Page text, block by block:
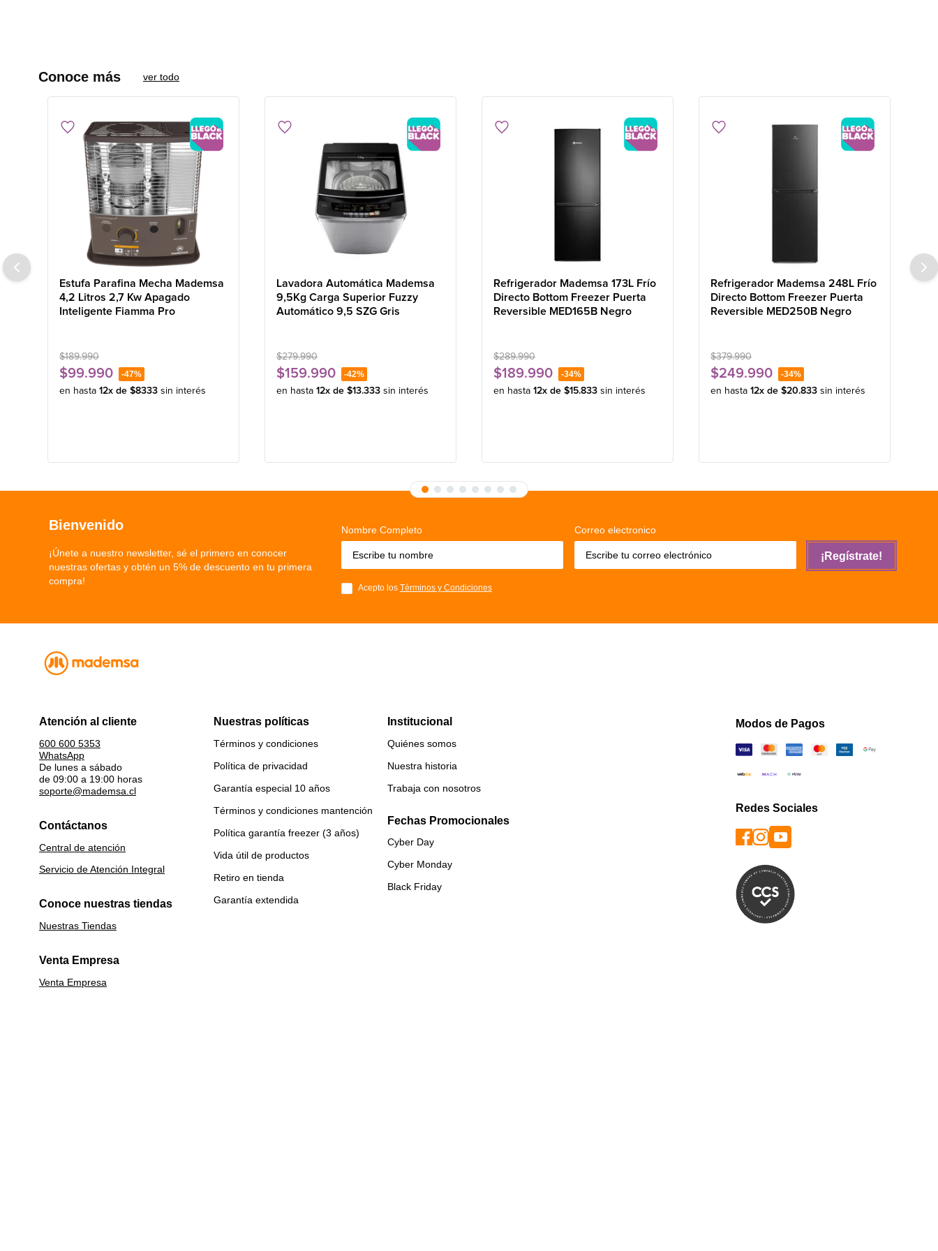
Conoce más ver todo
Estufa Parafina Mecha Mademsa
4,2 Litros 2,7 Kw Apagado
Inteligente Fiamma Pro
$189.990
$99.990 -47%
en hasta 12x de $8333 sin interés
Lavadora Automática Mademsa
9,5Kg Carga Superior Fuzzy
Automático 9,5 SZG Gris
$279.990
$159.990 -42%
en hasta 12x de $13.333 sin interés
Refrigerador Mademsa 173L Frío
Directo Bottom Freezer Puerta
Reversible MED165B Negro
$289.990
$189.990 -34%
en hasta 12x de $15.833 sin interés
Refrigerador Mademsa 248L Frío
Directo Bottom Freezer Puerta
Reversible MED250B Negro
$379.990
$249.990 -34%
en hasta 12x de $20.833 sin interés
Bienvenido
¡Únete a nuestro newsletter, sé el primero en conocer
nuestras ofertas y obtén un 5% de descuento en tu primera
compra!
Nombre Completo Correo electronico
Acepto los Términos y Condiciones
¡Regístrate!
Atención al cliente
600 600 5353
WhatsApp
De lunes a sábado
de 09:00 a 19:00 horas
soporte@mademsa.cl
Contáctanos
Central de atención
Servicio de Atención Integral
Conoce nuestras tiendas
Nuestras Tiendas
Venta Empresa
Venta Empresa
Nuestras políticas
Términos y condiciones
Política de privacidad
Garantía especial 10 años
Términos y condiciones mantención
Política garantía freezer (3 años)
Vida útil de productos
Retiro en tienda
Garantía extendida
Institucional
Quiénes somos
Nuestra historia
Trabaja con nosotros
Fechas Promocionales
Cyber Day
Cyber Monday
Black Friday
Modos de Pagos
Redes Sociales